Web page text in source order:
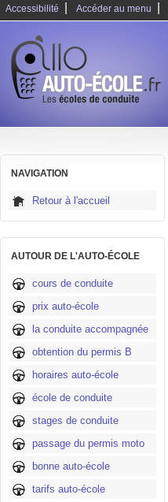
Accessibilité Accéder au menu
NAVIGATION
Retour à l'accueil
AUTOUR DE L'AUTO-ÉCOLE
cours de conduite
prix auto-école
la conduite accompagnée
obtention du permis B
horaires auto-école
école de conduite
stages de conduite
passage du permis moto
bonne auto-école
tarifs auto-école